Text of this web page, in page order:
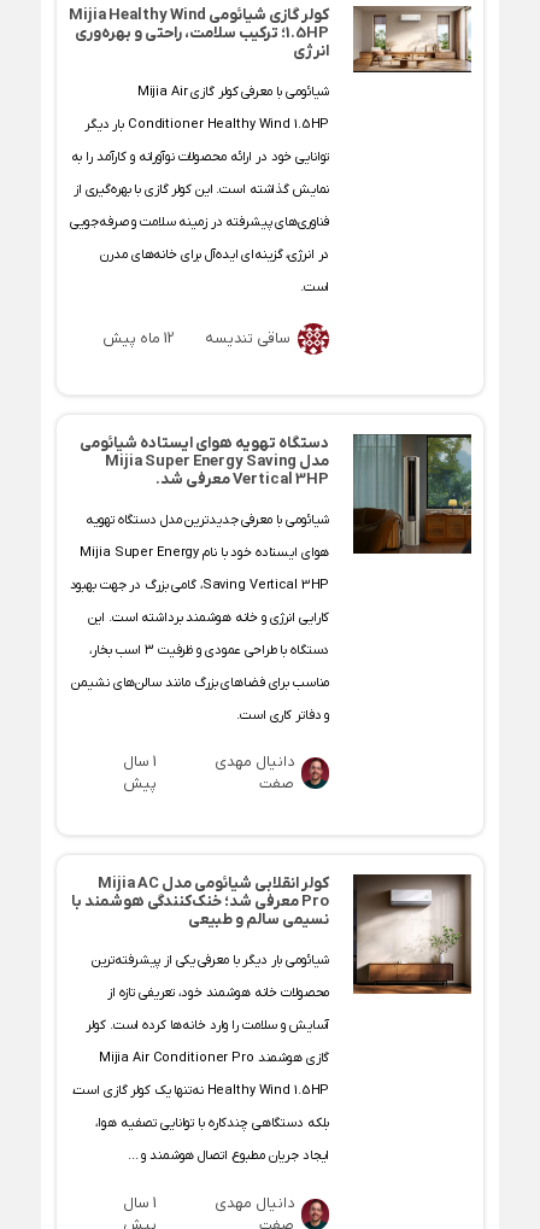
کولر گازی شیائومی Mijia Healthy Wind
1.5HP؛ ترکیب سلامت، راحتی و بهره‌وری
انرژی
شیائومی با معرفی کولر گازی Mijia Air
Conditioner Healthy Wind 1.5HP بار دیگر
توانایی خود در ارائه محصولات نوآورانه و کارآمد را به
نمایش گذاشته است. این کولر گازی با بهره‌گیری از
فناوری‌های پیشرفته در زمینه سلامت و صرفه‌جویی
در انرژی، گزینه‌ای ایده‌آل برای خانه‌های مدرن
است.
ساقی تندیسه 12 ماه پیش
دستگاه تهویه هوای ایستاده شیائومی
مدل Mijia Super Energy Saving
Vertical 3HP معرفی شد.
شیائومی با معرفی جدیدترین مدل دستگاه تهویه
هوای ایستاده خود با نام Mijia Super Energy
Saving Vertical 3HP، گامی بزرگ در جهت بهبود
کارایی انرژی و خانه هوشمند برداشته است. این
دستگاه با طراحی عمودی و ظرفیت ۳ اسب بخار،
مناسب برای فضاهای بزرگ مانند سالن‌های نشیمن
و دفاتر کاری است.
دانیال مهدی
صفت
1 سال
پیش
کولر انقلابی شیائومی مدل Mijia AC
Pro معرفی شد؛ خنک‌کنندگی هوشمند با
نسیمی سالم و طبیعی
شیائومی بار دیگر با معرفی یکی از پیشرفته‌ترین
محصولات خانه هوشمند خود، تعریفی تازه از
آسایش و سلامت را وارد خانه‌ها کرده است. کولر
گازی هوشمند Mijia Air Conditioner Pro
Healthy Wind 1.5HP نه‌تنها یک کولر گازی است،
بلکه دستگاهی چندکاره با توانایی تصفیه هوا،
ایجاد جریان مطبوع، اتصال هوشمند و ...
دانیال مهدی
صفت
1 سال
پیش